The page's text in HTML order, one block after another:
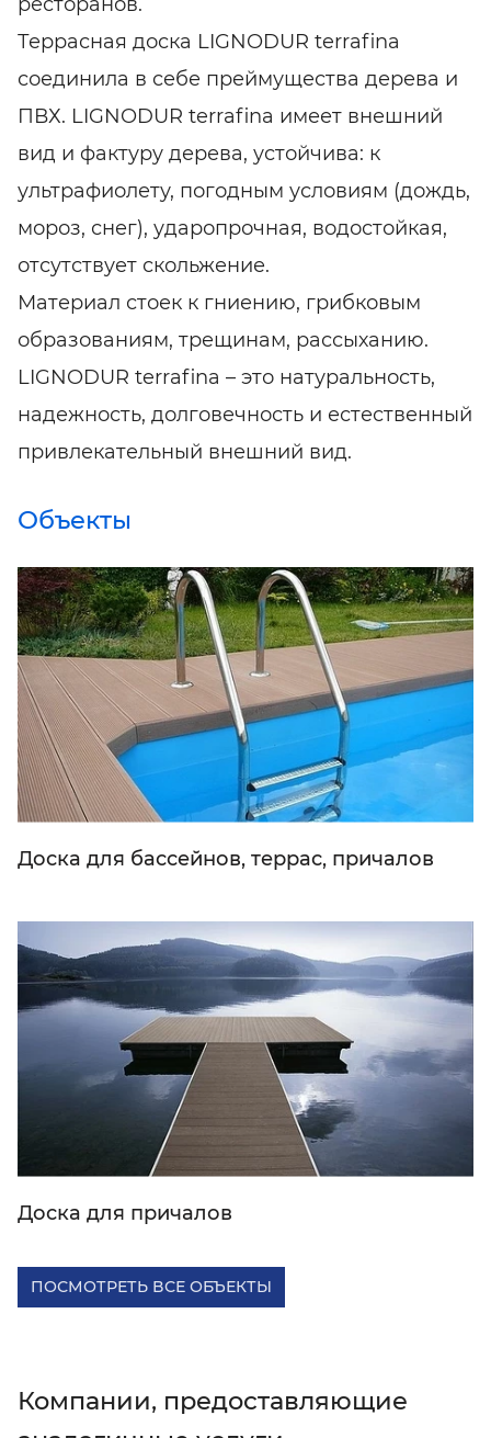
Террасная доска LIGNODUR terrafina
соединила в себе преймущества дерева и
ПВХ. LIGNODUR terrafina имеет внешний
вид и фактуру дерева, устойчива: к
ультрафиолету, погодным условиям (дождь,
мороз, снег), ударопрочная, водостойкая,
отсутствует скольжение.
Материал стоек к гниению, грибковым
образованиям, трещинам, рассыханию.
LIGNODUR terrafina – это натуральность,
надежность, долговечность и естественный
привлекательный внешний вид.
Объекты
Доска для бассейнов, террас, причалов
Доска для причалов
ПОСМОТРЕТЬ ВСЕ ОБЪЕКТЫ
Компании, предоставляющие